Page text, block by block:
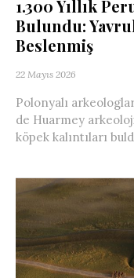
1.300 Yıllık
Bulundu:
Beslenmiş
22 Mayıs 2026
Polonyalı
de Huarmey
köpek kalıntıları